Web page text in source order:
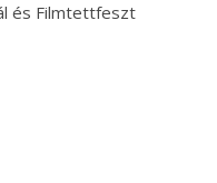
és Filmtettfeszt